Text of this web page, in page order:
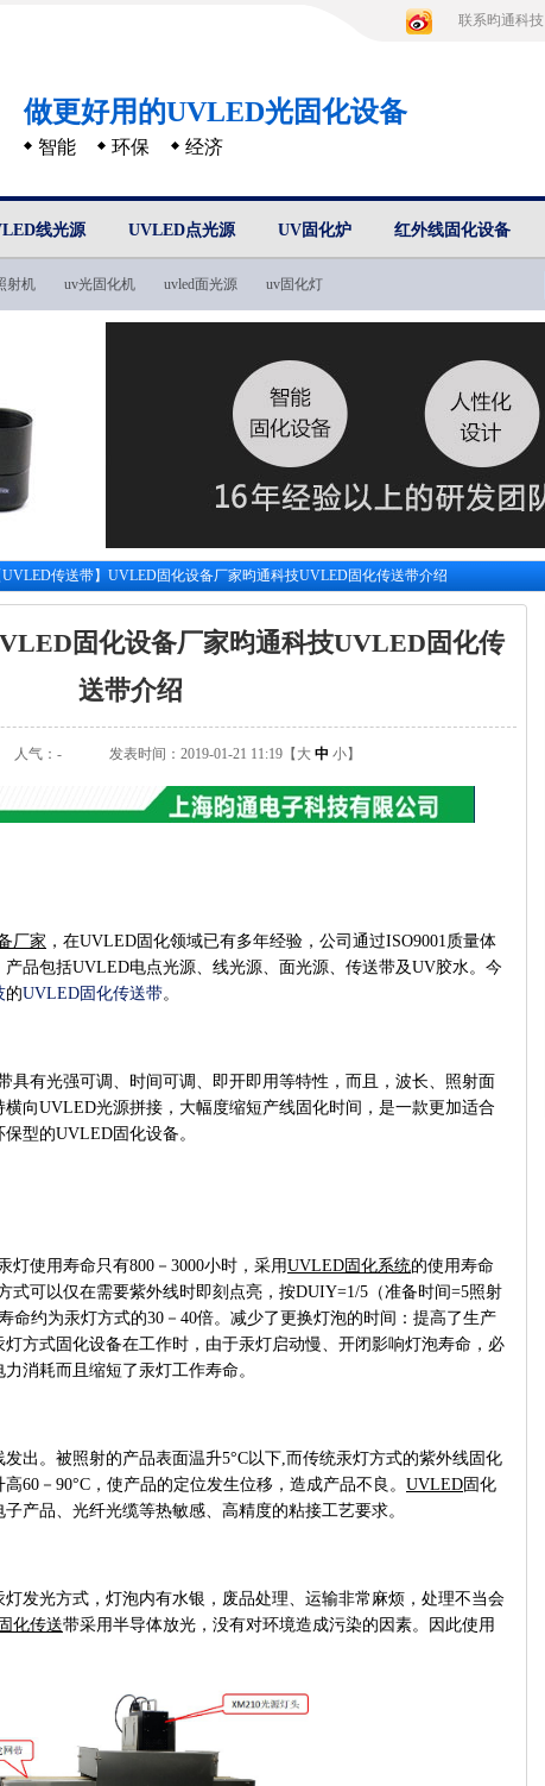
联系昀通科技
做更好用的UVLED光固化设备
智能 环保 经济
线光源 UVLED点光源 UV固化炉 红外线固化设备
射机 uv光固化机 uvled面光源 uv固化灯
UVLED传送带】UVLED固化设备厂家昀通科技UVLED固化传送带介绍
固化设备厂家昀通科技UVLED固化传
送带介绍
人气： - 发表时间：2019-01-21 11:19【 大 中 小】
厂家 ，在UVLED固化领域已有多年经验，公司通过ISO9001质量体
品包括UVLED电点光源、线光源、面光源、传送带及UV胶水。今
的UVLED固化传送带。
具有光强可调、时间可调、即开即用等特性，而且，波长、照射面
横向UVLED光源拼接，大幅度缩短产线固化时间，是一款更加适合
型的UVLED固化设备。
灯使用寿命只有800－3000小时，采用UVLED固化系统的使用寿命
式可以仅在需要紫外线时即刻点亮，按DUIY=1/5（准备时间=5照射
命约为汞灯方式的30－40倍。减少了更换灯泡的时间：提高了生产
方式固化设备在工作时，由于汞灯启动慢、开闭影响灯泡寿命，必
消耗而且缩短了汞灯工作寿命。
出。被照射的产品表面温升5°C以下,而传统汞灯方式的紫外线固化
60－90°C，使产品的定位发生位移，造成产品不良。 UVLED固化
产品、光纤光缆等热敏感、高精度的粘接工艺要求。
发光方式，灯泡内有水银，废品处理、运输非常麻烦，处理不当会
化传送带采用半导体放光，没有对环境造成污染的因素。因此使用